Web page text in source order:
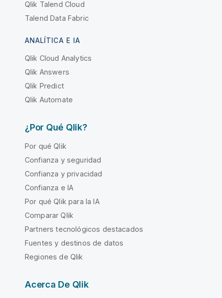
Qlik Talend Cloud
Talend Data Fabric
ANALÍTICA E IA
Qlik Cloud Analytics
Qlik Answers
Qlik Predict
Qlik Automate
¿Por Qué Qlik?
Por qué Qlik
Confianza y seguridad
Confianza y privacidad
Confianza e IA
Por qué Qlik para la IA
Comparar Qlik
Partners tecnológicos destacados
Fuentes y destinos de datos
Regiones de Qlik
Acerca De Qlik